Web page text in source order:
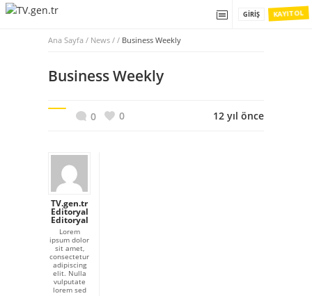
KAYIT OL
GIRIŞ
Ana Sayfa / News / / Business Weekly
Business Weekly
0 0 12 yıl önce
TV.gen.tr
Editoryal
Editoryal
Lorem
ipsum dolor
sit amet,
consectetur
adipiscing
elit. Nulla
vulputate
lorem sed